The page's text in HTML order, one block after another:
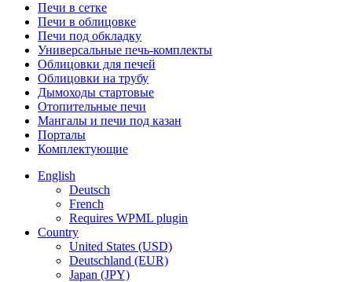
Печи в сетке
Печи в облицовке
Печи под обкладку
Универсальные печь-комплекты
Облицовки для печей
Облицовки на трубу
Дымоходы стартовые
Отопительные печи
Мангалы и печи под казан
Порталы
Комплектующие
English
Deutsch
French
Requires WPML plugin
Country
United States (USD)
Deutschland (EUR)
Japan (JPY)